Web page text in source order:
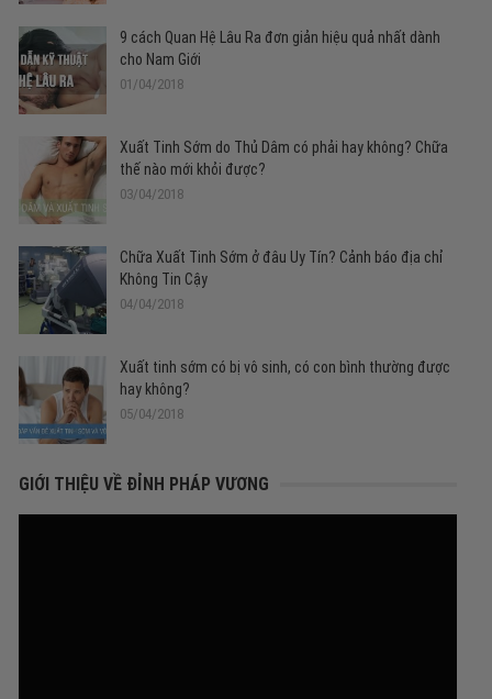
9 cách Quan Hệ Lâu Ra đơn giản hiệu quả nhất dành
cho Nam Giới
01/04/2018
Xuất Tinh Sớm do Thủ Dâm có phải hay không? Chữa
thế nào mới khỏi được?
03/04/2018
Chữa Xuất Tinh Sớm ở đâu Uy Tín? Cảnh báo địa chỉ
Không Tin Cậy
04/04/2018
Xuất tinh sớm có bị vô sinh, có con bình thường được
hay không?
05/04/2018
GIỚI THIỆU VỀ ĐỈNH PHÁP VƯƠNG